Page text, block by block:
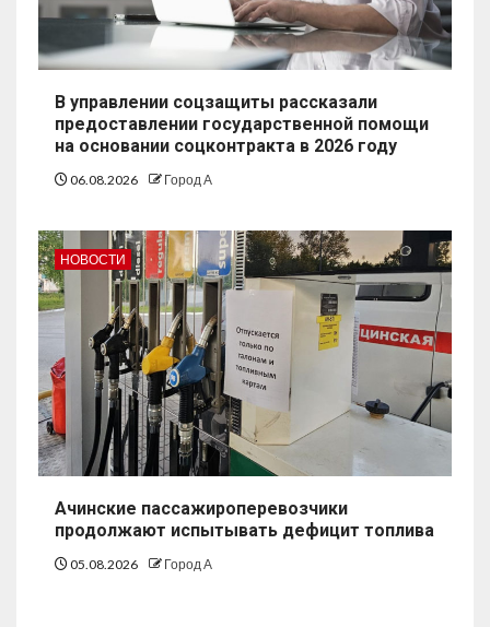
В управлении соцзащиты рассказали
предоставлении государственной помощи
на основании соцконтракта в 2026 году
06.08.2026 Город А
НОВОСТИ
Ачинские пассажироперевозчики
продолжают испытывать дефицит топлива
05.08.2026 Город А